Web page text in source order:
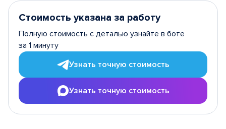
Стоимость указана за работу
Полную стоимость с деталью узнайте в боте
за 1 минуту
Узнать точную стоимость
Узнать точную стоимость